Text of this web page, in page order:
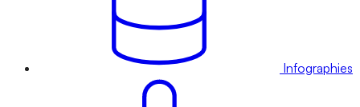
Infographies